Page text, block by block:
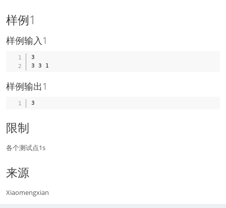
样例1
样例输入1
3
样例输出1
限制
各个测试点1s
来源
Xiaomengxian